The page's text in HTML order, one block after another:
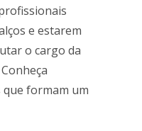
e estarem
o cargo da
formam um